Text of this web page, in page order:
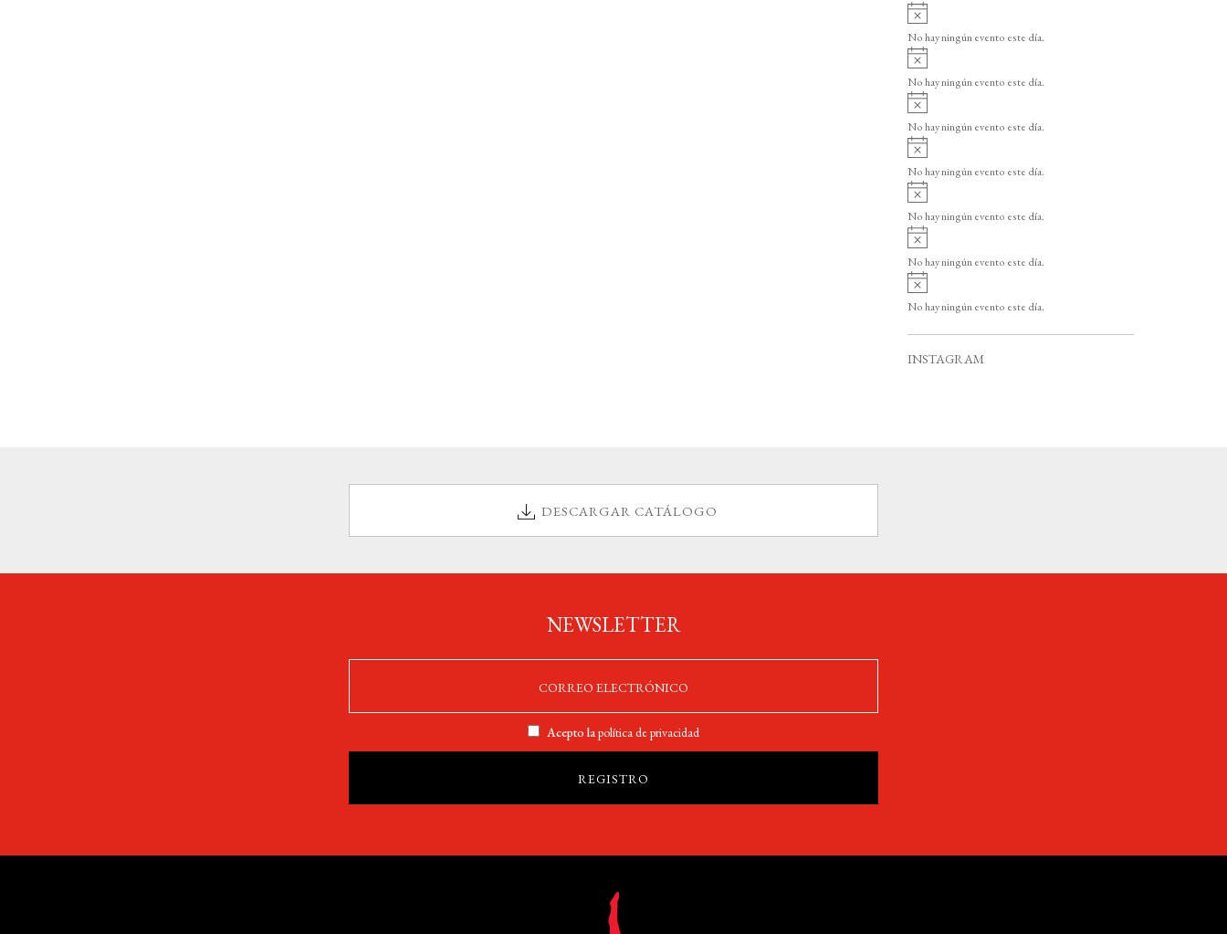
o
v
i
o
No hay ningún evento este día.
v
i
o
No hay ningún evento este día.
v
i
o
No hay ningún evento este día.
v
i
o
No hay ningún evento este día.
v
i
o
No hay ningún evento este día.
A
v
i
o
No hay ningún evento este día.
A
v
i
No hay ningún evento este día.
INSTAGRAM
DESCARGAR CATÁLOGO
NEWSLETTER
Acepto lapolítica de privacidad